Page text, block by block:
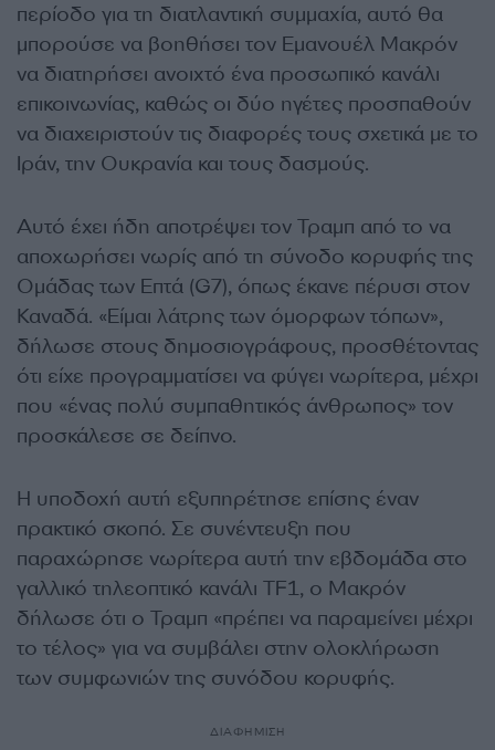
περίοδο για τη διατλαντική συμμαχία, αυτό θα
μπορούσε να βοηθήσει τον Εμανουέλ Μακρόν
να διατηρήσει ανοιχτό ένα προσωπικό κανάλι
επικοινωνίας, καθώς οι δύο ηγέτες προσπαθούν
να διαχειριστούν τις διαφορές τους σχετικά με το
Ιράν, την Ουκρανία και τους δασμούς.
Αυτό έχει ήδη αποτρέψει τον Τραμπ από το να
αποχωρήσει νωρίς από τη σύνοδο κορυφής της
Ομάδας των Επτά (G7), όπως έκανε πέρυσι στον
Καναδά. «Είμαι λάτρης των όμορφων τόπων»,
δήλωσε στους δημοσιογράφους, προσθέτοντας
ότι είχε προγραμματίσει να φύγει νωρίτερα, μέχρι
που «ένας πολύ συμπαθητικός άνθρωπος» τον
προσκάλεσε σε δείπνο.
Η υποδοχή αυτή εξυπηρέτησε επίσης έναν
πρακτικό σκοπό. Σε συνέντευξη που
παραχώρησε νωρίτερα αυτή την εβδομάδα στο
γαλλικό τηλεοπτικό κανάλι TF1, ο Μακρόν
δήλωσε ότι ο Τραμπ «πρέπει να παραμείνει μέχρι
το τέλος» για να συμβάλει στην ολοκλήρωση
των συμφωνιών της συνόδου κορυφής.
ΔΙΑΦΗΜΙΣΗ